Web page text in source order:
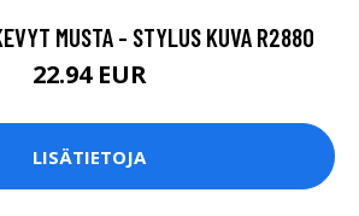
MUSTA - STYLUS KUVA R2880
22.94 EUR
LISÄTIETOJA